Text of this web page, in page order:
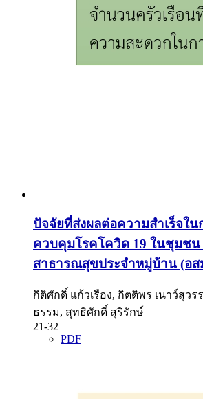
ปัจจัยที่ส่งผลต่อความสำเร็จใน
ควบคุมโรคโควิด 19 ในชุมชน
สาธารณสุขประจำหมู่บ้าน (อส
กิติศักดิ์ แก้วเรือง, กิตติพร เนาว์สุว
ธรรม, สุทธิศักดิ์ สุริรักษ์
21-32
PDF